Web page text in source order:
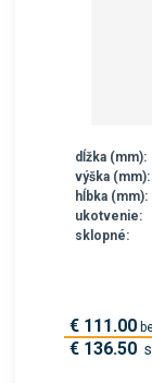
dĺžka (mm):
výška (mm):
hĺbka (mm):
ukotvenie:
sklopné:
€ 111.00
€ 136.50